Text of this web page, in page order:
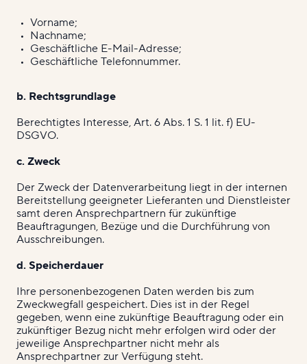
Vorname;
Nachname;
Geschäftliche E-Mail-Adresse;
Geschäftliche Telefonnummer.
b. Rechtsgrundlage
Berechtigtes Interesse, Art. 6 Abs. 1 S. 1 lit. f) EU-
DSGVO.
c. Zweck
Der Zweck der Datenverarbeitung liegt in der internen
Bereitstellung geeigneter Lieferanten und Dienstleister
samt deren Ansprechpartnern für zukünftige
Beauftragungen, Bezüge und die Durchführung von
Ausschreibungen.
d. Speicherdauer
Ihre personenbezogenen Daten werden bis zum
Zweckwegfall gespeichert. Dies ist in der Regel
gegeben, wenn eine zukünftige Beauftragung oder ein
zukünftiger Bezug nicht mehr erfolgen wird oder der
jeweilige Ansprechpartner nicht mehr als
Ansprechpartner zur Verfügung steht.